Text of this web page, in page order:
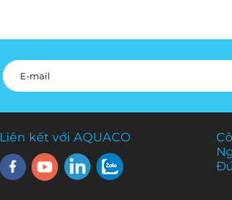
Liên kết với AQUACO